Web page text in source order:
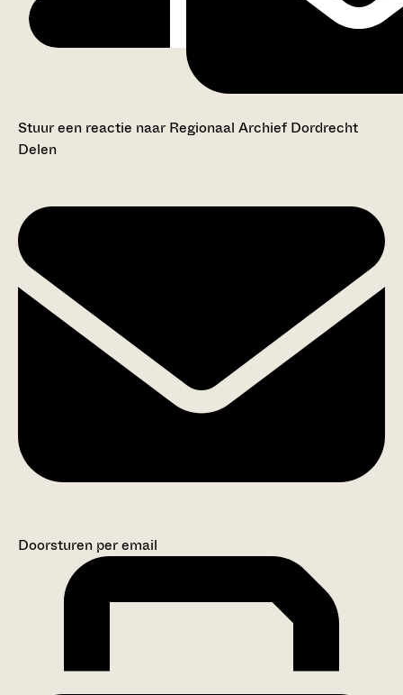
Stuur een reactie naar Regionaal Archief Dordrecht
Delen
Doorsturen per email